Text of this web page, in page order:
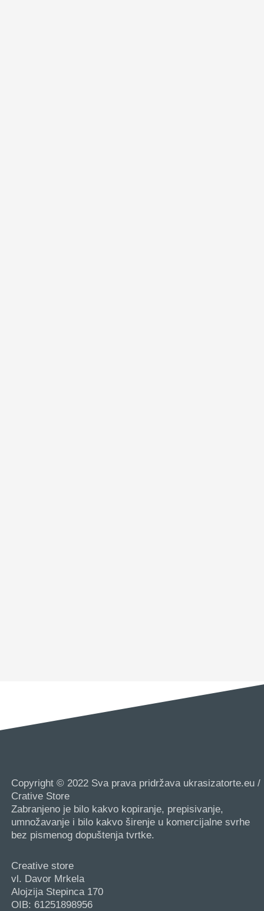
Copyright © 2022 Sva prava pridržava ukrasizatorte.eu /
Crative Store
Zabranjeno je bilo kakvo kopiranje, prepisivanje,
umnožavanje i bilo kakvo širenje u komercijalne svrhe
bez pismenog dopuštenja tvrtke.
Creative store
vl. Davor Mrkela
Alojzija Stepinca 170
OIB: 61251898956